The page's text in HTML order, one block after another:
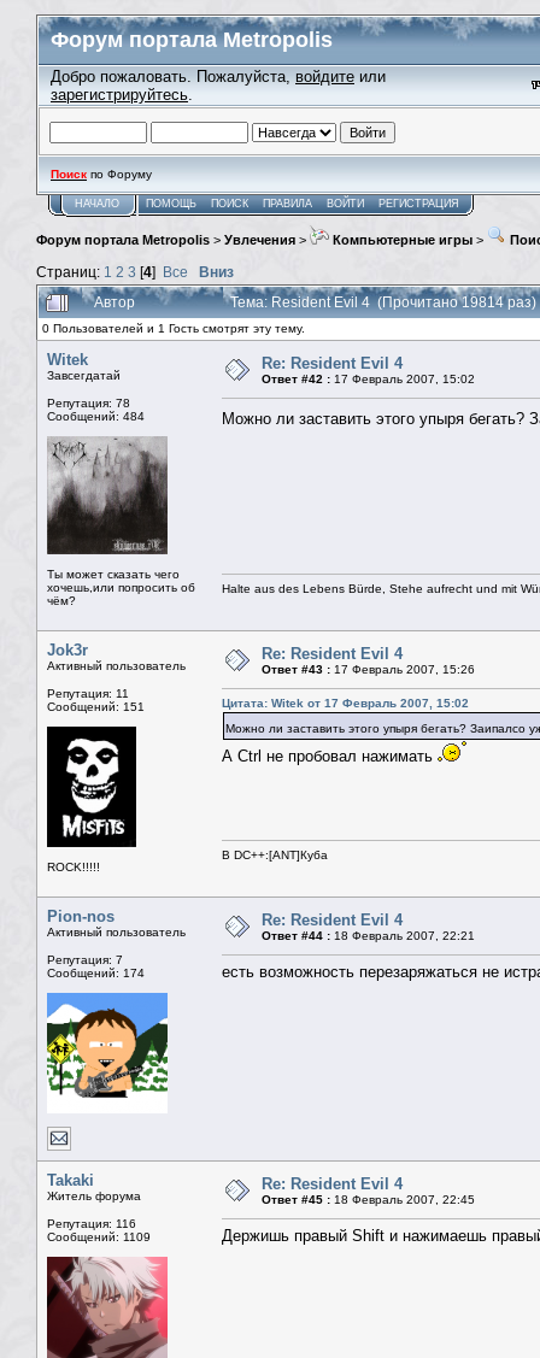
Форум портала Metropolis
Добро пожаловать. Пожалуйста, войдите или
зарегистрируйтесь.
Поиск по Форуму
НАЧАЛО ПОМОЩЬ ПОИСК ПРАВИЛА ВОЙТИ РЕГИСТРАЦИЯ
Форум портала Metropolis > Увлечения > Компьютерные игры >
Страниц: 1 2 3 [4] Все
Вниз
Автор
Тема: Resident Evil 4 (Прочитано 19814 раз)
0 Пользователей и 1 Гость смотрят эту тему.
Witek
Завсегдатай
Репутация: 78
Сообщений: 484
Ты может сказать чего
хочешь,или попросить об
чём?
Re: Resident Evil 4
Ответ #42 : 17 Февраль 2007, 15:02
Можно ли заставить этого упыря бегать?
Halte aus des Lebens Bürde, Stehe aufrecht und mit
Jok3r
Активный пользователь
Репутация: 11
Сообщений: 151
ROCK!!!!!
Re: Resident Evil 4
Ответ #43 : 17 Февраль 2007, 15:26
Цитата: Witek от 17 Февраль 2007, 15:02
Можно ли заставить этого упыря бегать? Заипалсо
А Ctrl не пробовал нажимать
В DC++:[ANT]Куба
Pion-nos
Активный пользователь
Репутация: 7
Сообщений: 174
Re: Resident Evil 4
Ответ #44 : 18 Февраль 2007, 22:21
есть возможность перезаряжаться не
Takaki
Житель форума
Репутация: 116
Сообщений: 1109
Re: Resident Evil 4
Ответ #45 : 18 Февраль 2007, 22:45
Держишь правый Shift и нажимаешь